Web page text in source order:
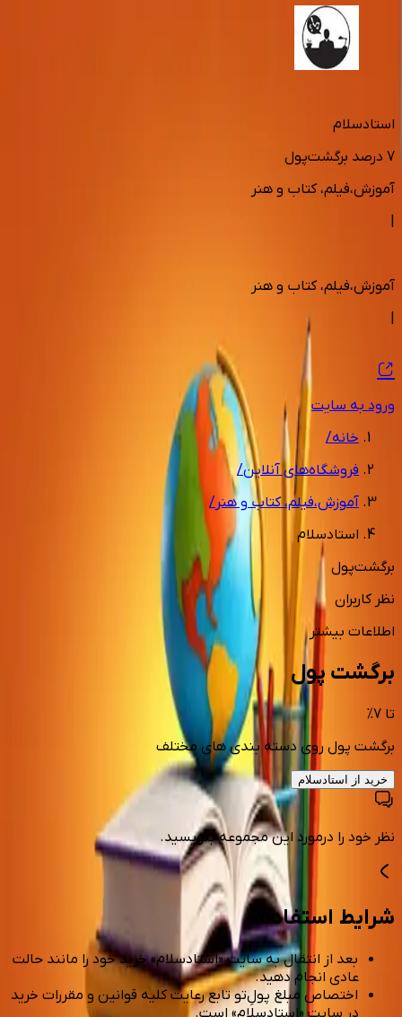
استادسلام
7 درصد برگشت‌پول
آموزش،فیلم، کتاب و هنر
آموزش،فیلم، کتاب و هنر
ورود به سایت
خانه/
فروشگاه‌های آنلاین/
آموزش،فیلم، کتاب و هنر/
استادسلام
برگشت‌پول
نظر کاربران
اطلاعات بیشتر
برگشت پول
تا 7
%
برگشت پول روی دسته بندی های مختلف
خرید از استادسلام
نظر خود را درمورد این مجموعه بنویسید.
شرایط استفاده
بعد از انتقال به سایت «استادسلام» خرید خود را مانند حالت
عادی انجام دهید.
اختصاص مبلغ پولِ‌تو تابع رعایت کلیه قوانین و مقررات خرید
در سایت «استادسلام» است.